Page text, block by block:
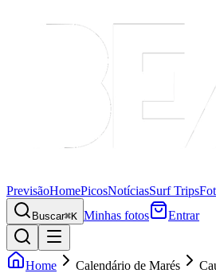
PrevisãoHomePicosNotíciasSurf Trips
Buscar⌘K Minhas fotos Entrar
Home Calendário de Marés